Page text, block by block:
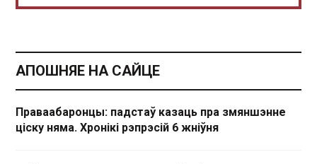
АПОШНЯЕ НА САЙЦЕ
Праваабаронцы: падстаў казаць пра змяншэнне
ціску няма. Хронікі рэпрэсій 6 жніўня